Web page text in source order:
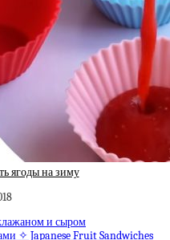
ягоды на зиму
и сыром
✧ Japanese Fruit Sandwiches